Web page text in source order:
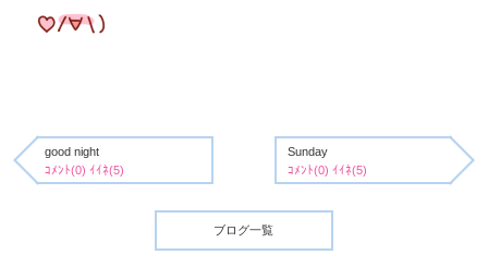
good night
ｺﾒﾝﾄ(0) ｲｲﾈ(5)
Sunday
ｺﾒﾝﾄ(0) ｲｲﾈ(5)
ブログ一覧